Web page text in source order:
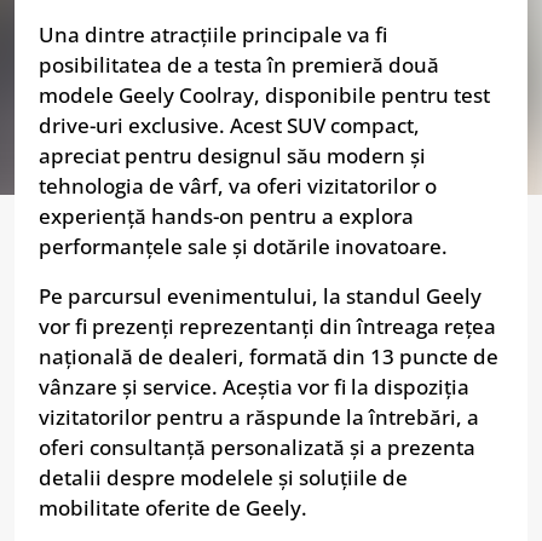
Una dintre atracțiile principale va fi
posibilitatea de a testa în premieră două
modele Geely Coolray, disponibile pentru test
drive-uri exclusive. Acest SUV compact,
apreciat pentru designul său modern și
tehnologia de vârf, va oferi vizitatorilor o
experiență hands-on pentru a explora
performanțele sale și dotările inovatoare.
Pe parcursul evenimentului, la standul Geely
vor fi prezenți reprezentanți din întreaga rețea
națională de dealeri, formată din 13 puncte de
vânzare și service. Aceștia vor fi la dispoziția
vizitatorilor pentru a răspunde la întrebări, a
oferi consultanță personalizată și a prezenta
detalii despre modelele și soluțiile de
mobilitate oferite de Geely.